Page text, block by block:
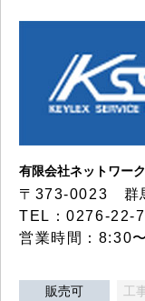
有限会社ネットワーク
〒373-0023 群
TEL：0276-22-
営業時間：8:30
販売可 工